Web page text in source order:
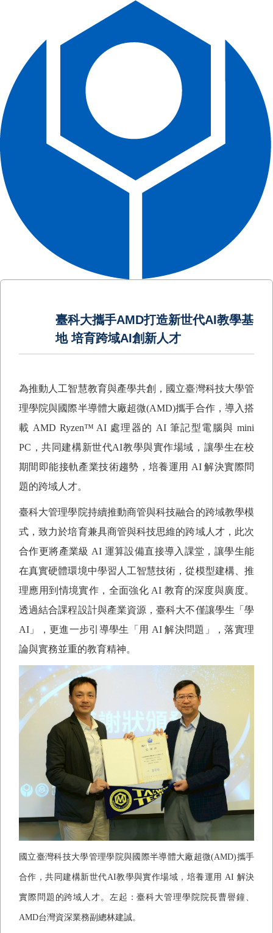
臺科大攜手AMD打造新世代AI教學基
地 培育跨域AI創新人才
為推動人工智慧教育與產學共創，國立臺灣科技大學管
理學院與國際半導體大廠超微(AMD)攜手合作，導入搭
載 AMD Ryzen™ AI 處理器的 AI 筆記型電腦與 mini
PC ，共同建構新世代AI教學與實作場域，讓學生在校
期間即能接軌產業技術趨勢，培養運用 AI解決實際問
題的跨域人才。
臺科大管理學院持續推動商管與科技融合的跨域教學模
式，致力於培育兼具商管與科技思維的跨域人才，此次
合作更將產業級 AI 運算設備直接導入課堂，讓學生能
在真實硬體環境中學習人工智慧技術，從模型建構、推
理應用到情境實作，全面強化 AI 教育的深度與廣度。
透過結合課程設計與產業資源，臺科大不僅讓學生「學
AI 」，更進一步引導學生「用 AI解決問題」，落實理
論與實務並重的教育精神。
國立臺灣科技大學管理學院與國際半導體大廠超微(AMD)攜手
合作，共同建構新世代AI教學與實作場域，培養運用AI 解決
實際問題的跨域人才。左起：臺科大管理學院院長曹譽鐘、
AMD台灣資深業務副總林建誠。